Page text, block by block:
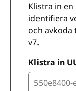
Klistra in
identifiera
och avkoda
v7.
Klistra in